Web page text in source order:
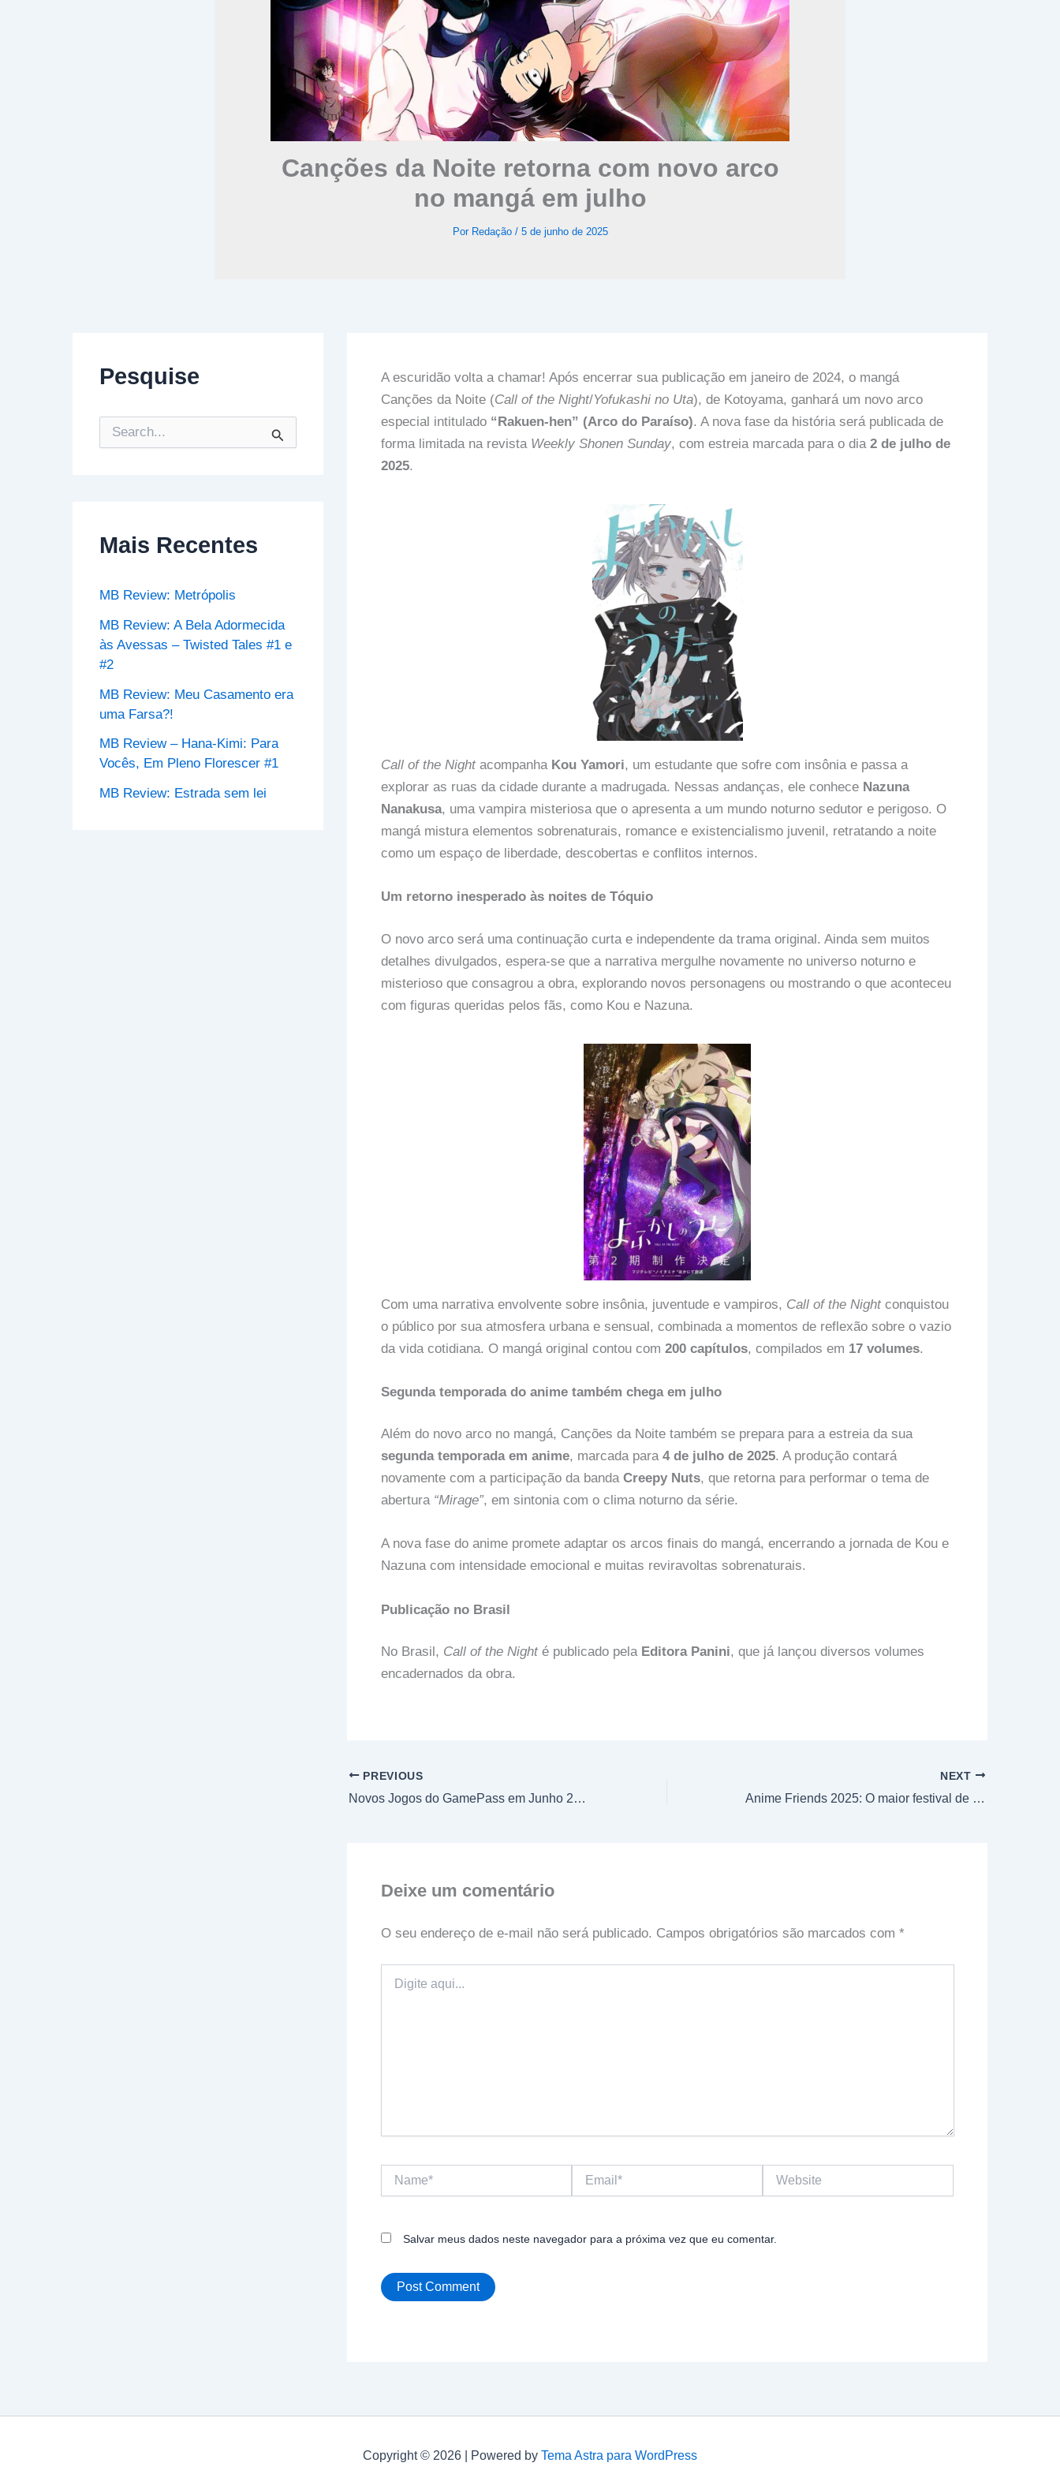
Canções da Noite retorna com novo arco
no mangá em julho
Por Redação / 5 de junho de 2025
Pesquise
e
a
o
:
Mais Recentes
MB Review: Metrópolis
MB Review: A Bela Adormecida
às Avessas – Twisted Tales #1 e
#2
MB Review: Meu Casamento era
uma Farsa?!
MB Review – Hana-Kimi: Para
Vocês, Em Pleno Florescer #1
MB Review: Estrada sem lei
A escuridão volta a chamar! Após encerrar sua publicação em janeiro de 2024, o mangá
Canções da Noite (Call of the Night/Yofukashi no Uta), de Kotoyama, ganhará um novo arco
especial intitulado “Rakuen-hen” (Arco do Paraíso). A nova fase da história será publicada de
forma limitada na revista Weekly Shonen Sunday, com estreia marcada para o dia 2 de julho de
2025.
Call of the Nightacompanha Kou Yamori, um estudante que sofre com insônia e passa a
explorar as ruas da cidade durante a madrugada. Nessas andanças, ele conhece Nazuna
Nanakusa, uma vampira misteriosa que o apresenta a um mundo noturno sedutor e perigoso. O
mangá mistura elementos sobrenaturais, romance e existencialismo juvenil, retratando a noite
como um espaço de liberdade, descobertas e conflitos internos.
Um retorno inesperado às noites de Tóquio
O novo arco será uma continuação curta e independente da trama original. Ainda sem muitos
detalhes divulgados, espera-se que a narrativa mergulhe novamente no universo noturno e
misterioso que consagrou a obra, explorando novos personagens ou mostrando o que aconteceu
com figuras queridas pelos fãs, como Kou e Nazuna.
Com uma narrativa envolvente sobre insônia, juventude e vampiros, Call of the Nightconquistou
o público por sua atmosfera urbana e sensual, combinada a momentos de reflexão sobre o vazio
da vida cotidiana. O mangá original contou com 200 capítulos, compilados em 17 volumes.
Segunda temporada do anime também chega em julho
Além do novo arco no mangá, Canções da Noite também se prepara para a estreia da sua
segunda temporada em anime, marcada para 4 de julho de 2025. A produção contará
novamente com a participação da banda Creepy Nuts, que retorna para performar o tema de
abertura “Mirage”, em sintonia com o clima noturno da série.
A nova fase do anime promete adaptar os arcos finais do mangá, encerrando a jornada de Kou e
Nazuna com intensidade emocional e muitas reviravoltas sobrenaturais.
Publicação no Brasil
No Brasil, Call of the Nighté publicado pela Editora Panini, que já lançou diversos volumes
encadernados da obra.
PREVIOUS
Novos Jogos do GamePass em Junho 2025
NEXT
Anime Friends 2025: O maior festival de cultura pop asiática da América Latina retorna com atrações imperdíveis
Deixe um comentário
O seu endereço de e-mail não será publicado. Campos obrigatórios são marcados com *
aqui...
Salvar meus dados neste navegador para a próxima vez que eu comentar.
Copyright © 2026 | Powered by Tema Astra para WordPress